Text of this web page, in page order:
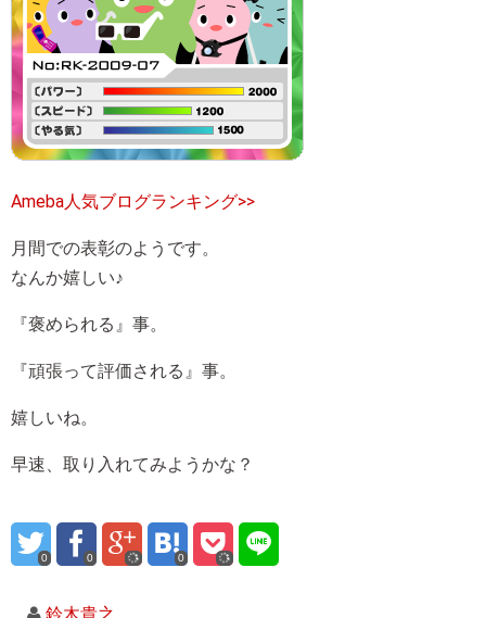
Ameba人気ブログランキング>>
月間での表彰のようです。
なんか嬉しい♪
『褒められる』事。
『頑張って評価される』事。
嬉しいね。
早速、取り入れてみようかな？
0 0 0